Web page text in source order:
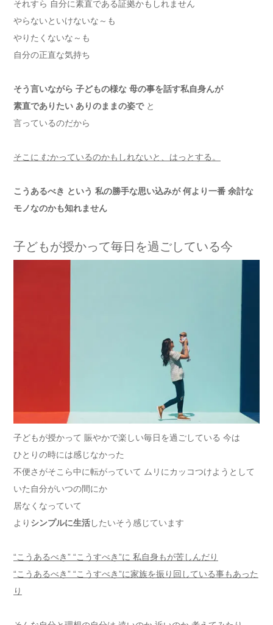
それすら 自分に素直である証拠かもしれません
やらないといけないな～も
やりたくないな～も
自分の正直な気持ち
そう言いながら 子どもの様な 母の事を話す私自身んが
素直でありたい ありのままの姿でと
言っているのだから
そこに むかっているのかもしれないと、はっとする。
こうあるべき という 私の勝手な思い込みが 何より一番 余計な
モノなのかも知れません
子どもが授かって毎日を過ごしている今
子どもが授かって 賑やかで楽しい毎日を過ごしている 今は
ひとりの時には感じなかった
不便さがそこら中に転がっていて ムリにカッコつけようとして
いた自分がいつの間にか
居なくなっていて
より シンプルに生活したいそう感じています
“こうあるべき” “こうすべき”に 私自身もが苦しんだり
“こうあるべき” “こうすべき”に家族を振り回している事もあった
り